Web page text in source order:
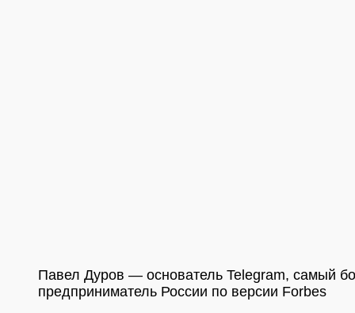
Павел Дуров — основатель Telegram, самый
предприниматель России по версии Forbes